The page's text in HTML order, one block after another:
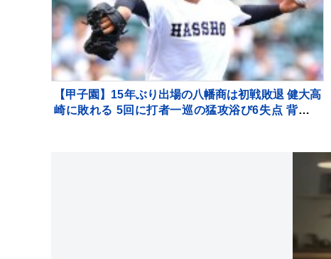
【甲子園】15年ぶり出場の八幡商は初戦敗退 健大高
崎に敗れる 5回に打者一巡の猛攻浴び6失点 背番号